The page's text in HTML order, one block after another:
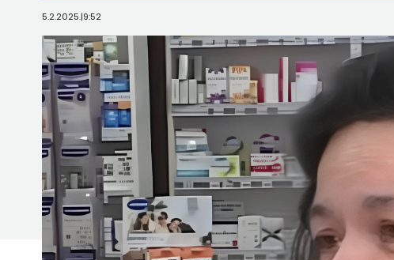
5.2.2025.|9:52